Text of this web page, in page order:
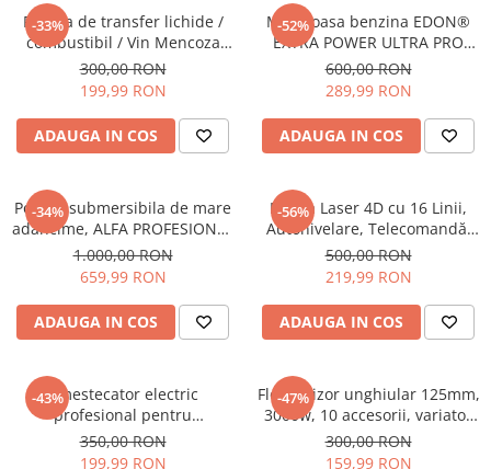
-33%
Pompa de transfer lichide /
combustibil / Vin Mencoza
Lider, 220V, 260W, auto
amorsare
300,00 RON
199,99 RON
ADAUGA IN COS
-52%
Motocoasa benzina EDON®
EXTRA POWER ULTRA PRO
X9500, 7 kW, 8.8 CP, 3
Accesorii Tambur Fir, Disc
Metal 3 Lame, Banda
Sustinerre Tip Centura, 2
Timpi, Verde
600,00 RON
289,99 RON
ADAUGA IN COS
-34%
Pompa submersibila de mare
adancime, ALFA PROFESIONAL
4SDM3-16, 2200 W, 16
turbine, 10 m³/h Inox, 30 m
cablu
1.000,00 RON
659,99 RON
ADAUGA IN COS
-56%
Nivela Laser 4D cu 16 Linii,
Autonivelare, Telecomandă,
Lumina Verde, Trepied 150
cm, Platformă de Ridicare
500,00 RON
219,99 RON
ADAUGA IN COS
-43%Amestecator electric
profesional pentru
mortar/vopsea Motoyama
Japan, 3000 W, 800 rpm,
350,00 RON
199,99 RON
-47%
Flex Polizor unghiular 125mm,
3000w, 10 accesorii, variator
turatie, 11000rpm CAMPION
300,00 RON
159,99 RON